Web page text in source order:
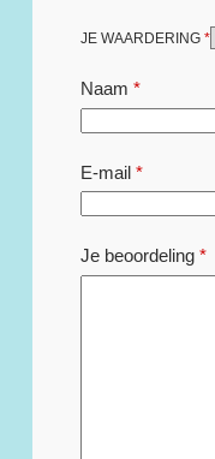
JE WAARDERING *
Naam *
E-mail*
Je beoordeling *